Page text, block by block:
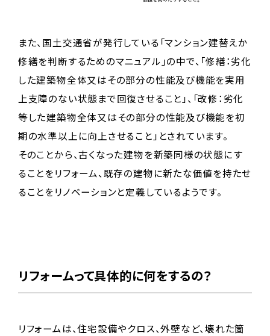
また、国土交通省が発行している「マンション建替えか
修繕を判断するためのマニュアル」の中で、「修繕：劣化
した建築物全体又はその部分の性能及び機能を実用
上支障のない状態まで回復させること」、「改修：劣化
等した建築物全体又はその部分の性能及び機能を初
期の水準以上に向上させること」とされています。
そのことから、古くなった建物を新築同様の状態にす
ることをリフォーム、既存の建物に新たな価値を持たせ
ることをリノベーションと定義しているようです。
リフォームって具体的に何をするの？
リフォームは、住宅設備やクロス、外壁など、壊れた箇